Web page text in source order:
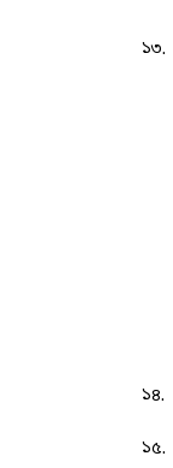
১৩.
১৪.
১৫.